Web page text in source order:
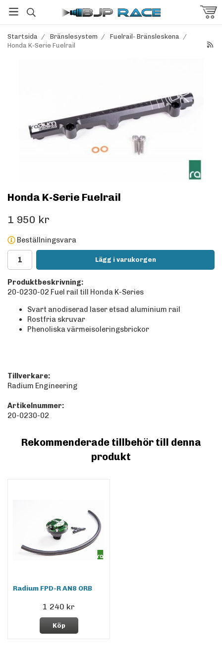
Startsida / Bränslesystem / Fuelrail- Bränsleskena /
Honda K-Serie Fuelrail
Honda K-Serie Fuelrail
1 950 kr
Beställningsvara
Lägg i varukorgen
Produktbeskrivning:
20-0230-02 Fuel rail till Honda K-Series
Svart anodiserad laser etsad aluminium rail
Rostfria skruvar
Phenoliska värmeisoleringsbrickor
Tillverkare:
Radium Engineering
Artikelnummer:
20-0230-02
Rekommenderade tillbehör till denna
produkt
Radium FPD-R AN8 ORB
1 240 kr
Köp